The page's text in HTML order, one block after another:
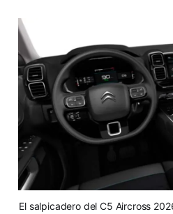
El salpicadero del C5 Aircross